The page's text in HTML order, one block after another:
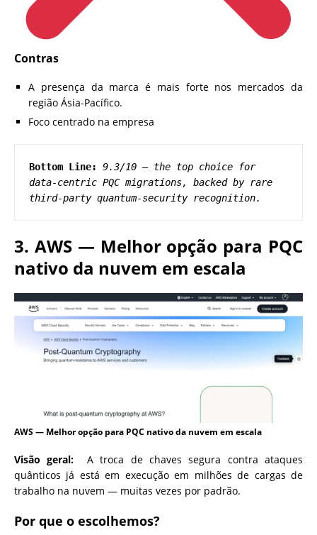
Contras
A presença da marca é mais forte nos mercados da
região Ásia-Pacífico.
Foco centrado na empresa
Bottom Line:
9.3/10 — the top choice for
data-centric PQC migrations, backed by rare
third-party quantum-security recognition.
3. AWS — Melhor opção para PQC
nativo da nuvem em escala
AWS — Melhor opção para PQC nativo da nuvem em escala
Visão geral: A troca de chaves segura contra ataques
quânticos já está em execução em milhões de cargas de
trabalho na nuvem — muitas vezes por padrão.
Por que o escolhemos?